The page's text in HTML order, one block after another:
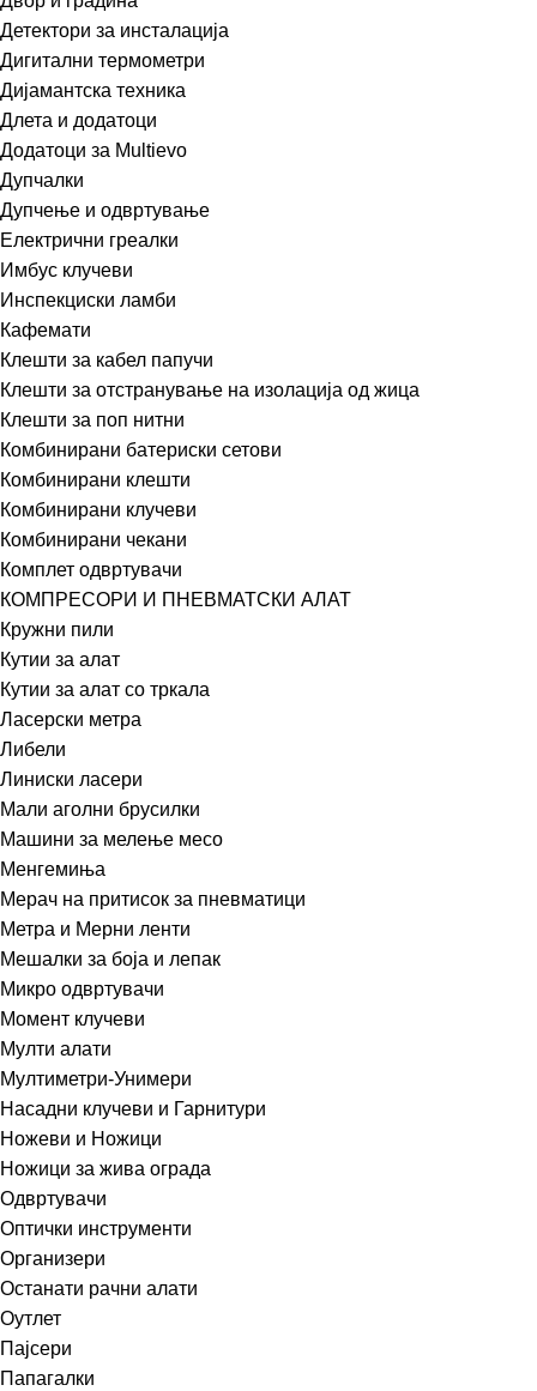
Детектори за инсталација
Дигитални термометри
Дијамантска техника
Длета и додатоци
Додатоци за Multievo
Дупчалки
Дупчење и одвртување
Електрични греалки
Имбус клучеви
Инспекциски ламби
Кафемати
Клешти за кабел папучи
Клешти за отстранување на изолација од жица
Клешти за поп нитни
Комбинирани батериски сетови
Комбинирани клешти
Комбинирани клучеви
Комбинирани чекани
Комплет одвртувачи
КОМПРЕСОРИ И ПНЕВМАТСКИ АЛАТ
Кружни пили
Кутии за алат
Кутии за алат со тркала
Ласерски метра
Либели
Линиски ласери
Мали аголни брусилки
Машини за мелење месо
Менгемиња
Мерач на притисок за пневматици
Метра и Мерни ленти
Мешалки за боја и лепак
Микро одвртувачи
Момент клучеви
Мулти алати
Мултиметри-Унимери
Насадни клучеви и Гарнитури
Ножеви и Ножици
Ножици за жива ограда
Одвртувачи
Оптички инструменти
Организери
Останати рачни алати
Оутлет
Пајсери
Папагалки